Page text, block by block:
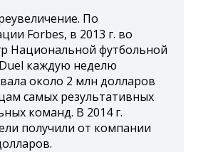
По
Forbes, в 2013 г. во
Национальной футбольной
каждую неделю
около 2 млн долларов
самых результативных
команд. В 2014 г.
получили от компании